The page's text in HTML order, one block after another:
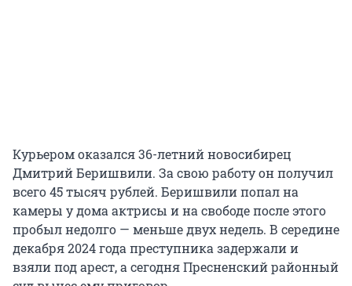
Курьером оказался 36-летний новосибирец
Дмитрий Беришвили. За свою работу он получил
всего45 тысяч рублей. Беришвили попал на
камеры у дома актрисы и на свободе после этого
пробыл недолго — меньше двух недель. В середине
декабря 2024 года преступника задержали и
взяли под арест, а сегодня Пресненский районный